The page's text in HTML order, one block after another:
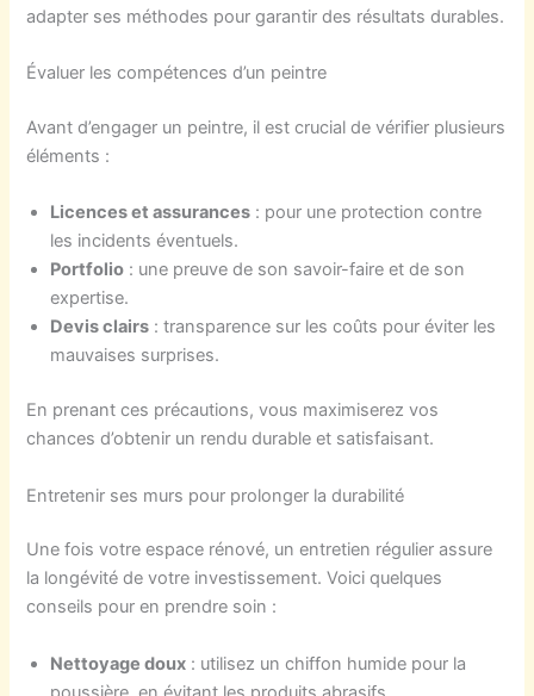
adapter ses méthodes pour garantir des résultats durables.
Évaluer les compétences d’un peintre
Avant d’engager un peintre, il est crucial de vérifier plusieurs
éléments :
Licences et assurances : pour une protection contre
les incidents éventuels.
Portfolio : une preuve de son savoir-faire et de son
expertise.
Devis clairs : transparence sur les coûts pour éviter les
mauvaises surprises.
En prenant ces précautions, vous maximiserez vos
chances d’obtenir un rendu durable et satisfaisant.
Entretenir ses murs pour prolonger la durabilité
Une fois votre espace rénové, un entretien régulier assure
la longévité de votre investissement. Voici quelques
conseils pour en prendre soin :
Nettoyage doux : utilisez un chiffon humide pour la